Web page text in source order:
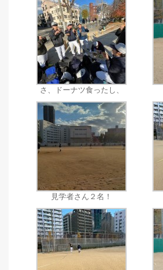
さ、ドーナツ食ったし、
見学者さん２名！